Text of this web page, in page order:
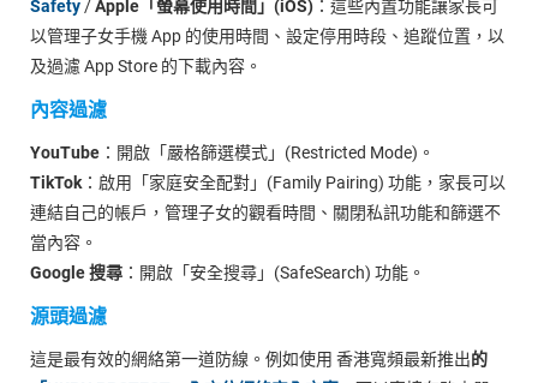
Safety /Apple「螢幕使用時間」(iOS) ：這些內置功能讓家長可
以管理子女手機 App 的使用時間、設定停用時段、追蹤位置，以
及過濾 App Store 的下載內容。
內容過濾
YouTube ：開啟「嚴格篩選模式」(Restricted Mode)。
TikTok ：啟用「家庭安全配對」(Family Pairing) 功能，家長可以
連結自己的帳戶，管理子女的觀看時間、關閉私訊功能和篩選不
當內容。
Google 搜尋 ：開啟「安全搜尋」(SafeSearch) 功能。
源頭過濾
這是最有效的網絡第一道防線。例如使用 香港寬頻最新推出的